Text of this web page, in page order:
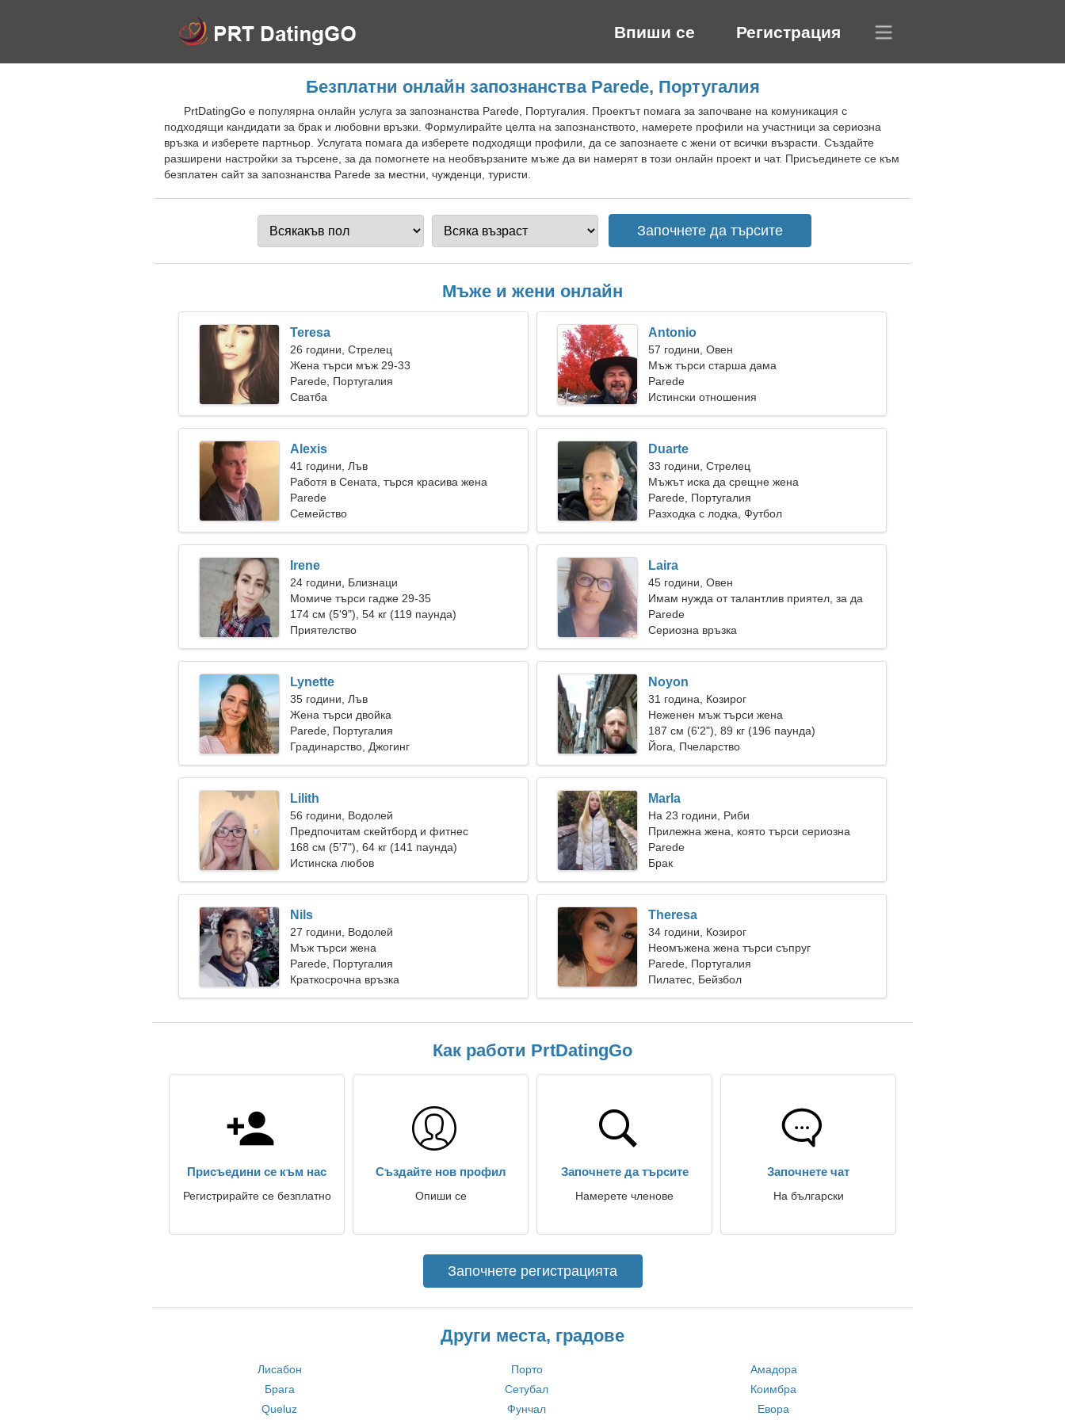
Впиши се Регистрация
Безплатни онлайн запознанства Parede, Португалия
PrtDatingGo е популярна онлайн услуга за запознанства Parede, Португалия. Проектът помага за започване на комуникация с
подходящи кандидати за брак и любовни връзки. Формулирайте целта на запознанството, намерете профили на участници за сериозна
връзка и изберете партньор. Услугата помага да изберете подходящи профили, да се запознаете с жени от всички възрасти. Създайте
разширени настройки за търсене, за да помогнете на необвързаните мъже да ви намерят в този онлайн проект и чат. Присъединете се към
безплатен сайт за запознанства Parede за местни, чужденци, туристи.
Мъже и жени онлайн
Teresa
26 години, Стрелец
Жена търси мъж 29-33
Parede, Португалия
Сватба
Antonio
57 години, Овен
Мъж търси старша дама
Parede
Истински отношения
Alexis
41 години, Лъв
Работя в Сената, търся красива жена
Parede
Семейство
Duarte
33 години, Стрелец
Мъжът иска да срещне жена
Parede, Португалия
Разходка с лодка, Футбол
Irene
24 години, Близнаци
Момиче търси гадже 29-35
174 см (5'9"), 54 кг (119 паунда)
Приятелство
Laira
45 години, Овен
Имам нужда от талантлив приятел, за да
танцуваме заедно
Parede
Сериозна връзка
Lynette
35 години, Лъв
Жена търси двойка
Parede, Португалия
Градинарство, Джогинг
Noyon
31 година, Козирог
Неженен мъж търси жена
187 см (6'2"), 89 кг (196 паунда)
Йога, Пчеларство
Lilith
56 години, Водолей
Предпочитам скейтборд и фитнес
168 см (5'7"), 64 кг (141 паунда)
Истинска любов
Marla
На 23 години, Риби
Прилежна жена, която търси сериозна
връзка
Parede
Брак
Nils
27 години, Водолей
Мъж търси жена
Parede, Португалия
Краткосрочна връзка
Theresa
34 години, Козирог
Неомъжена жена търси съпруг
Parede, Португалия
Пилатес, Бейзбол
Как работи PrtDatingGo
Присъедини се към нас
Регистрирайте се безплатно
Създайте нов профил
Опиши се
Започнете да търсите
Намерете членове
Започнете чат
На български
Започнете регистрацията
Други места, градове
Лисабон Порто
Амадора
Брага
Сетубал
Коимбра
Queluz
Фунчал Евора